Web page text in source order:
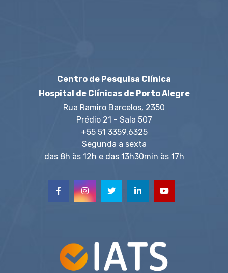
Centro de Pesquisa Clínica
Hospital de Clínicas de Porto Alegre
Rua Ramiro Barcelos, 2350
Prédio 21 - Sala 507
+55 51 3359.6325
Segunda a sexta
das 8h às 12h e das 13h30min às 17h